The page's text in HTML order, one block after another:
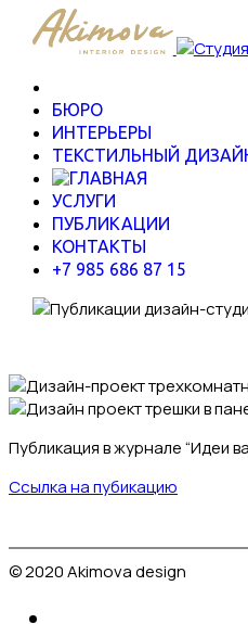
БЮРО
ИНТЕРЬЕРЫ
ТЕКСТИЛЬНЫЙ
УСЛУГИ
ПУБЛИКАЦИИ
КОНТАКТЫ
+7 985 686 87 15
Публикация в журнале “Идеи
Ссылка на пубикацию
© 2020 Akimova design